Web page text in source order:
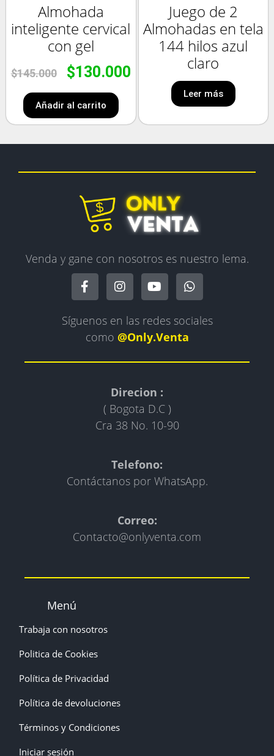
Almohada
inteligente cervical
con gel
$145.000 $130.000
Añadir al carrito
Juego de 2
Almohadas en tela
144 hilos azul
claro
Leer más
Venda y gane con nosotros es nuestro lema.
Síguenos en las redes sociales
como @Only.Venta
Direcion :
( Bogota D.C )
Cra 38 No. 10-90
Telefono:
Contáctanos por WhatsApp.
Correo:
Contacto@onlyventa.com
Menú
Trabaja con nosotros
Politica de Cookies
Política de Privacidad
Política de devoluciones
Términos y Condiciones
Iniciar sesión